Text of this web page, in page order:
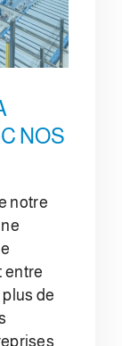
NOS
notre
entre
de